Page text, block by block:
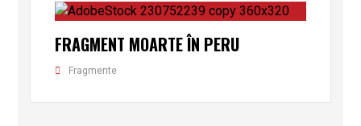
FRAGMENT MOARTE ÎN PERU
Fragmente